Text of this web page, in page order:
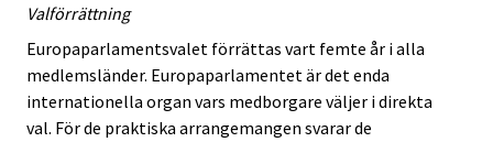
Valförrättning
Europaparlamentsvalet förrättas vart femte år i alla
medlemsländer. Europaparlamentet är det enda
internationella organ vars medborgare väljer i direkta
val. För de praktiska arrangemangen svarar de